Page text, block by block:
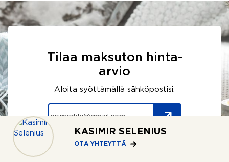
KASIMIR SELENIUS
OTA YHTEYTTÄ
Tilaa maksuton hinta-
arvio
Aloita syöttämällä sähköpostisi.